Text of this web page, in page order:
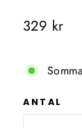
Ordinarie
329 kr
ANTAL